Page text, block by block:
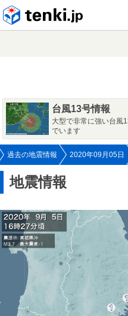
台風13号情報
大型で非常に強い台風
でいます
過去の地震情報 2020年09月05日
地震情報